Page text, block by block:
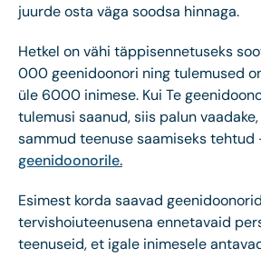
juurde osta väga soodsa hinnaga.
Hetkel on vähi täppisennetuseks
000 geenidoonori ning tulemused
üle 6000 inimese. Kui Te
tulemusi saanud, siis palun
sammud teenuse saamiseks tehtud
geenidoonorile.
Esimest korda saavad geenidoonorid
tervishoiuteenusena ennetavaid
teenuseid, et igale inimesele